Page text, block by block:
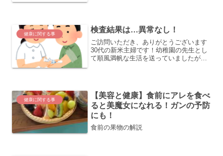
健康に関する事 検査結果は…異常なし！
ご訪問いただき、ありがとうございます
30代の新米主婦です！幼稚園の先生とし
て順風満帆な生活を送っていましたが、
所もたくさんあるので...
健康に関する事
【美容と健康】食前にアレを食べ
ると美魔女になれる！ガンの予防
にも！
食前の果物の解説